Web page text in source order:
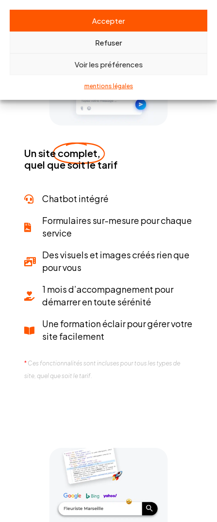
Accepter
Refuser
Voir les préférences
mentions légales
Un sitecomplet,
quel que soit le tarif
Chatbot intégré
Formulaires sur-mesure pour chaque
service
Des visuels et images créés rien que
pour vous
1 mois d’accompagnement pour
démarrer en toute sérénité
Une formation éclair pour gérer votre
site facilement
* Ces fonctionnalités sont incluses pour tous les types de
site, quel que soit le tarif.